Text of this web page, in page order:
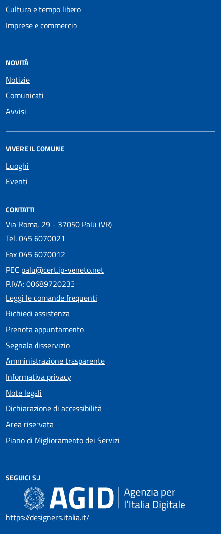
Cultura e tempo libero
Imprese e commercio
NOVITÀ
Notizie
Comunicati
Avvisi
VIVERE IL COMUNE
Luoghi
Eventi
CONTATTI
Via Roma, 29 - 37050 Palù (VR)
Tel.045 6070021
Fax045 6070012
PEC palu@cert.ip-veneto.net
P.IVA: 00689720233
Leggi le domande frequenti
Richiedi assistenza
Prenota appuntamento
Segnala disservizio
Amministrazione trasparente
Informativa privacy
Note legali
Dichiarazione di accessibilità
Area riservata
Piano di Miglioramento dei Servizi
SEGUICI SU
https://designers.italia.it/